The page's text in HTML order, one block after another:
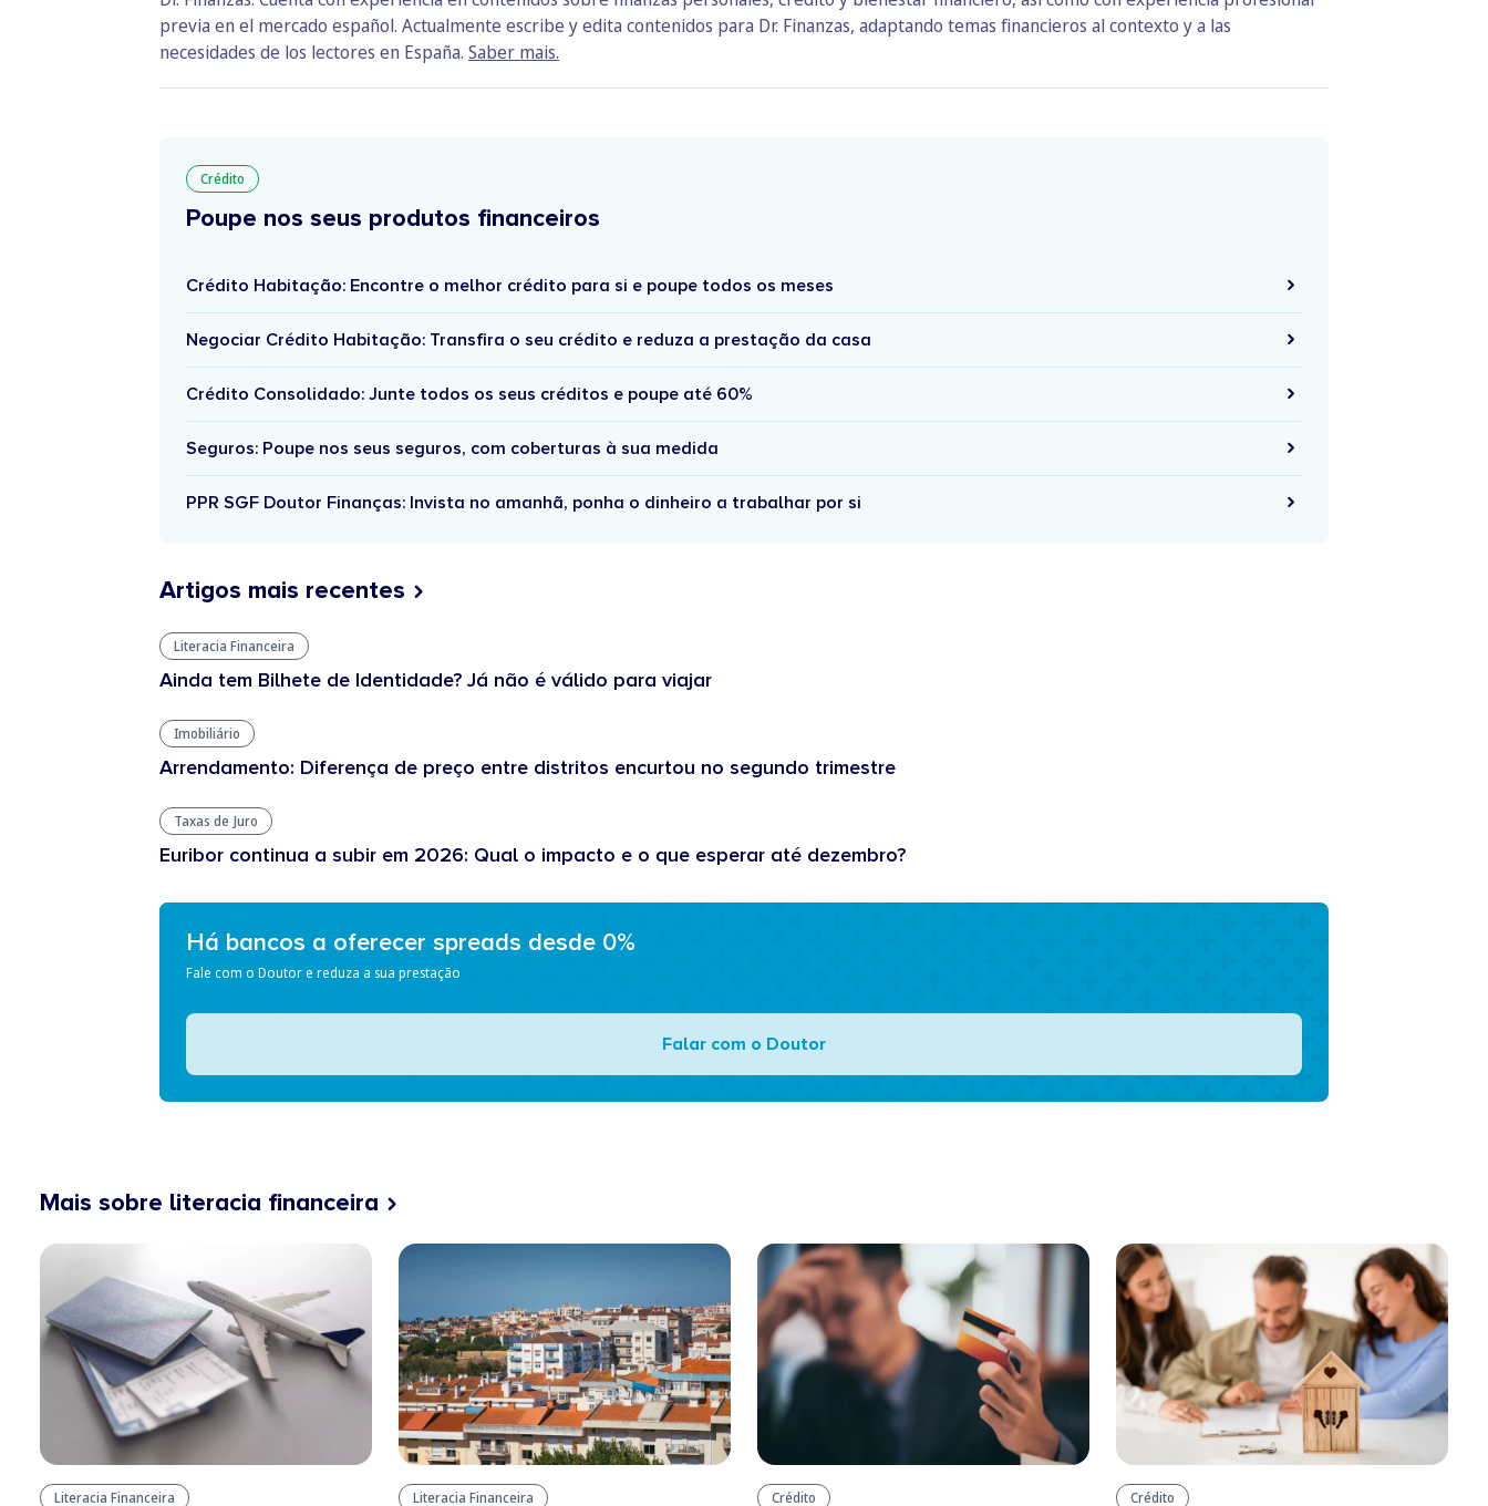
previa en el mercado español. Actualmente escribe y edita contenidos para Dr. Finanzas, adaptando temas financieros al contexto y a las
necesidades de los lectores en España. Saber mais.
Crédito
Poupe nos seus produtos financeiros
Crédito Habitação: Encontre o melhor crédito para si e poupe todos os meses
Negociar Crédito Habitação: Transfira o seu crédito e reduza a prestação da casa
Crédito Consolidado: Junte todos os seus créditos e poupe até 60%
Seguros: Poupe nos seus seguros, com coberturas à sua medida
PPR SGF Doutor Finanças: Invista no amanhã, ponha o dinheiro a trabalhar por si
Artigos mais recentes
Literacia Financeira
Ainda tem Bilhete de Identidade? Já não é válido para viajar
Imobiliário
Arrendamento: Diferença de preço entre distritos encurtou no segundo trimestre
Taxas de Juro
Euribor continua a subir em 2026: Qual o impacto e o que esperar até dezembro?
Há bancos a oferecer spreads desde 0%
Fale com o Doutor e reduza a sua prestação
Falar com o Doutor
Mais sobre literacia financeira
Literacia Financeira Literacia Financeira Crédito Crédito